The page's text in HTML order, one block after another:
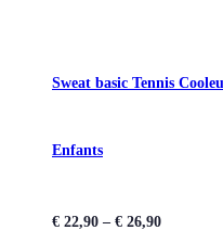
Sweat basic Tennis
Enfants
€ 22,90 – € 26,90